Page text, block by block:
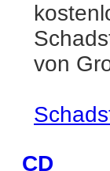
von
CD